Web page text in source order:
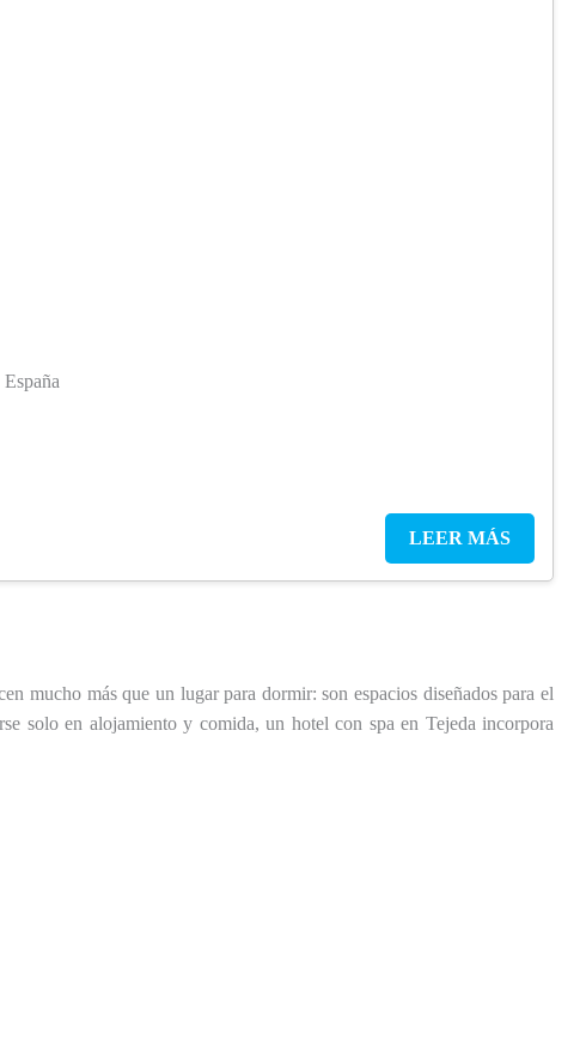
LEER MÁS
mucho más que un lugar para dormir: son espacios diseñados para el
solo en alojamiento y comida, un hotel con spa en Tejeda incorpora